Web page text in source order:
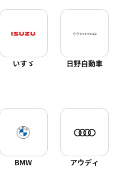
いすゞ 日野自動車
BMW アウディ